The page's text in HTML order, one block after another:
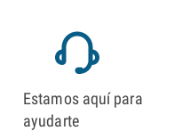
Estamos aquí para
ayudarte